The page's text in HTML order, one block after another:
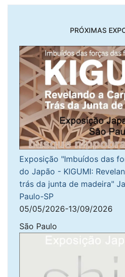
PRÓXIMAS
Exposição "Imbuídos das
do Japão - KIGUMI:
trás da junta de madeira"
Paulo-SP
05/05/2026-13/09/2026
São Paulo